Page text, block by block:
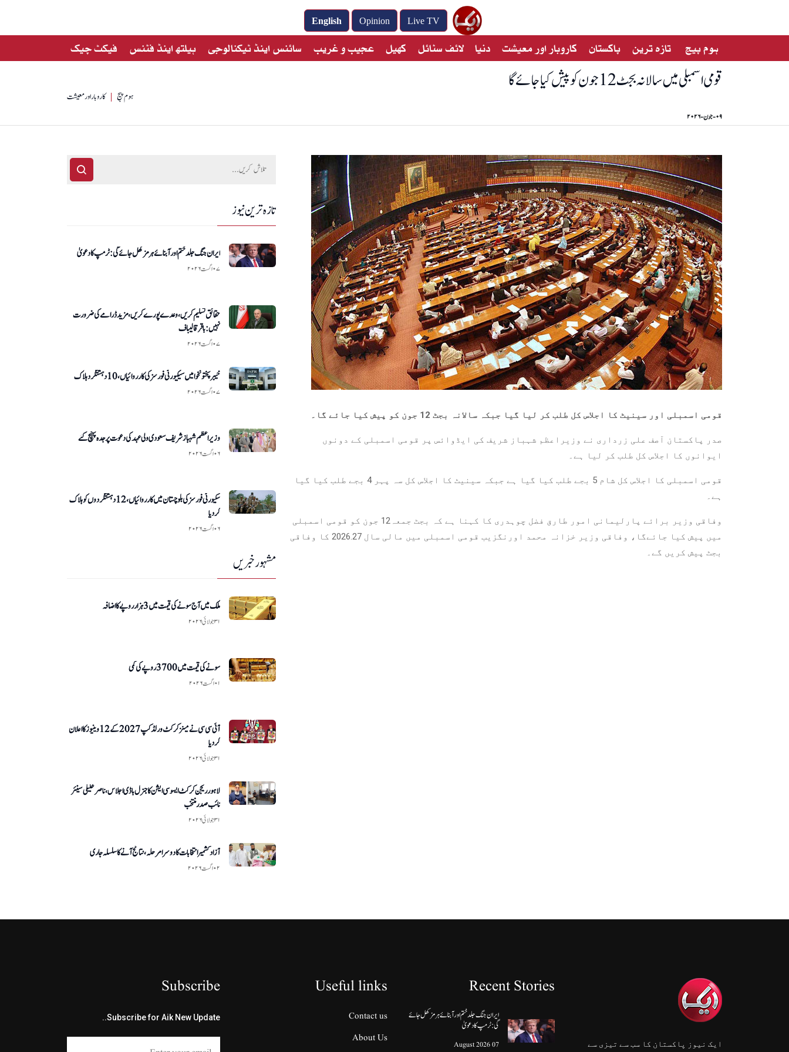
Live TV
Opinion
English
ہوم پیج
تازہ ترین پاکستان کاروبار اور معیشت دنیا لائف سٹائل کھیل عجیب و غریب سائنس اینڈ ٹیکنالوجی ہیلتھ اینڈ فٹنس فیکٹ چیک
قومی اسمبلی میں سالانہ بجٹ 12 جون کو پیش کیا جائے گا
۰۹-جون-۲۰۲۶
ہوم پیج کاروبار اور معیشت
قومی اسمبلی اور سینیٹ کا اجلاس کل طلب کر لیا گیا جبکہ سالانہ بجٹ 12 جون کو پیش کیا جائے گا۔
صدر پاکستان آصف علی زرداری نے وزیراعظم شہباز شریف کی ایڈوائس پر قومی اسمبلی کے دونوں
ایوانوں کا اجلاس کل طلب کر لیا ہے۔
قومی اسمبلی کا اجلاس کل شام 5 بجے طلب کیا گیا ہے جبکہ سینیٹ کا اجلاس کل سہ پہر 4 بجے طلب کیا گیا
ہے۔
وفاقی وزیر برائے پارلیمانی امور طارق فضل چوہدری کا کہنا ہے کہ بجٹ جمعہ12 جون کو قومی اسمبلی
میں پیش کیا جائےگا، وفاقی وزیر خزانہ محمد اورنگزیب قومی اسمبلی میں مالی سال 2026.27 کا وفاقی
بجٹ پیش کریں گے۔
تازہ ترین نیوز
ایران جنگ جلد ختم اور آبنائے ہرمز کھل جائے گی: ٹرمپ کا دعویٰ
۰۷ اگست ۲۰۲۶
حقائق تسلیم کریں، وعدے پورے کریں، مزید ڈرامے کی ضرورت
نہیں: باقر قالیباف
۰۷ اگست ۲۰۲۶
خیبرپختونخوا میں سیکیورٹی فورسز کی کارروائیاں ،10 دہشتگرد ہلاک
۰۷ اگست ۲۰۲۶
وزیراعظم شہباز شریف سعودی ولی عہد کی دعوت پر جدہ پہنچ گئے
۰۶ اگست ۲۰۲۶
سکیورٹی فورسز کی بلوچستان میں کارروائیاں، 12 دہشتگردوں کو ہلاک
کردیا
۰۶ اگست ۲۰۲۶
مشہور خبریں
ملک میں آج سونے کی قیمت میں 3 ہزار روپے کا اضافہ
۳۱ جولائی ۲۰۲۶
سونے کی قیمت میں 3700 روپے کی کمی
۰۱ اگست ۲۰۲۶
آئی سی سی نے مینز کرکٹ ورلڈ کپ 2027 کے 12 وینیوز کا اعلان
کر دیا
۳۱ جولائی ۲۰۲۶
لاہور ریجن کرکٹ ایسوسی ایشن کا جنرل باڈی اجلاس، ناصر خلیلی سینئر
نائب صدر منتخب
۳۱ جولائی ۲۰۲۶
آزاد کشمیر انتخابات کا دوسرا مرحلہ، نتائج آنے کا سلسلہ جاری
۰۲ اگست ۲۰۲۶
ایک نیوز پاکستان کا سب سے تیزی سے
Recent Stories
ایران جنگ جلد ختم اور آبنائے ہرمز کھل جائے
گی: ٹرمپ کا دعویٰ
07 August 2026
Useful links
Contact us
About Us
Subscribe
Subscribe for Aik New Update..